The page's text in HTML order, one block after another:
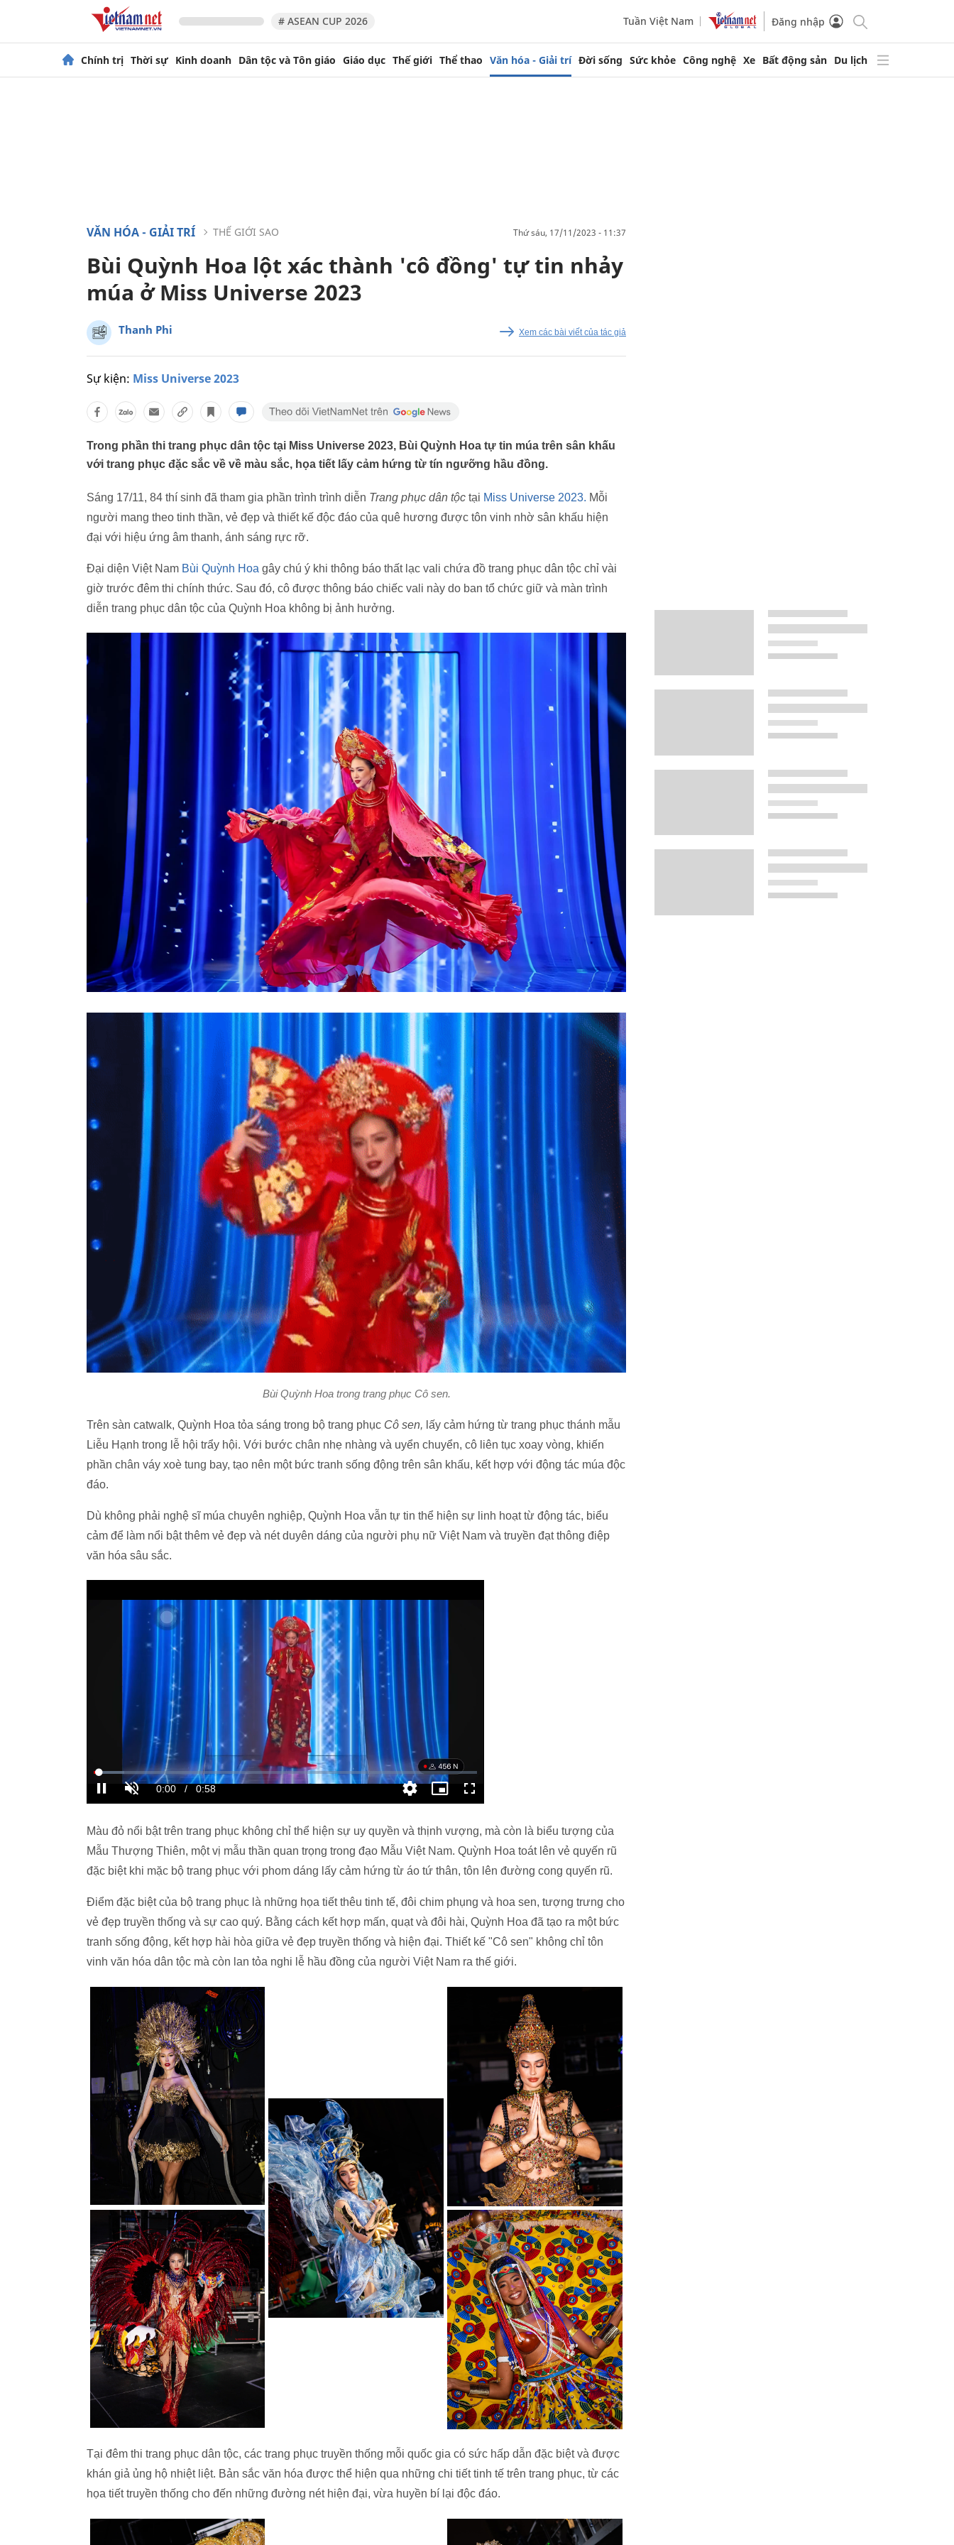
# ASEAN CUP 2026 Tuần Việt Nam Đăng nhập
Chính trị Thời sự Kinh doanh Dân tộc và Tôn giáo Giáo dục Thế giới Thể thao Văn hóa - Giải trí Đời sống Sức khỏe Công nghệ Xe Bất động sản Du lịch
VĂN HÓA - GIẢI TRÍ THẾ GIỚI SAO thứ sáu, 17/11/2023 - 11:37
Bùi Quỳnh Hoa lột xác thành 'cô đồng' tự tin nhảy
múa ở Miss Universe 2023
Thanh Phi Xem các bài viết của tác giả
Sự kiện: Miss Universe 2023
Trong phần thi trang phục dân tộc tại Miss Universe 2023, Bùi Quỳnh Hoa tự tin múa trên sân khấu
với trang phục đặc sắc về về màu sắc, họa tiết lấy cảm hứng từ tín ngưỡng hầu đồng.
Sáng 17/11, 84 thí sinh đã tham gia phần trình trình diễn Trang phục dân tộc tại Miss Universe 2023. Mỗi
người mang theo tinh thần, vẻ đẹp và thiết kế độc đáo của quê hương được tôn vinh nhờ sân khấu hiện
đại với hiệu ứng âm thanh, ánh sáng rực rỡ.
Đại diện Việt Nam Bùi Quỳnh Hoa gây chú ý khi thông báo thất lạc vali chứa đồ trang phục dân tộc chỉ vài
giờ trước đêm thi chính thức. Sau đó, cô được thông báo chiếc vali này do ban tổ chức giữ và màn trình
diễn trang phục dân tộc của Quỳnh Hoa không bị ảnh hưởng.
Bùi Quỳnh Hoa trong trang phục Cô sen.
Trên sàn catwalk, Quỳnh Hoa tỏa sáng trong bộ trang phục Cô sen, lấy cảm hứng từ trang phục thánh mẫu
Liễu Hạnh trong lễ hội trẩy hội. Với bước chân nhẹ nhàng và uyển chuyển, cô liên tục xoay vòng, khiến
phần chân váy xoè tung bay, tạo nên một bức tranh sống động trên sân khấu, kết hợp với động tác múa độc
đáo.
Dù không phải nghệ sĩ múa chuyên nghiệp, Quỳnh Hoa vẫn tự tin thể hiện sự linh hoạt từ động tác, biểu
cảm để làm nổi bật thêm vẻ đẹp và nét duyên dáng của người phụ nữ Việt Nam và truyền đạt thông điệp
văn hóa sâu sắc.
Màu đỏ nổi bật trên trang phục không chỉ thể hiện sự uy quyền và thịnh vượng, mà còn là biểu tượng của
Mẫu Thượng Thiên, một vị mẫu thần quan trọng trong đạo Mẫu Việt Nam. Quỳnh Hoa toát lên vẻ quyến rũ
đặc biệt khi mặc bộ trang phục với phom dáng lấy cảm hứng từ áo tứ thân, tôn lên đường cong quyến rũ.
Điểm đặc biệt của bộ trang phục là những họa tiết thêu tinh tế, đôi chim phụng và hoa sen, tượng trưng cho
vẻ đẹp truyền thống và sự cao quý. Bằng cách kết hợp mấn, quạt và đôi hài, Quỳnh Hoa đã tạo ra một bức
tranh sống động, kết hợp hài hòa giữa vẻ đẹp truyền thống và hiện đại. Thiết kế "Cô sen" không chỉ tôn
vinh văn hóa dân tộc mà còn lan tỏa nghi lễ hầu đồng của người Việt Nam ra thế giới.
Tại đêm thi trang phục dân tộc, các trang phục truyền thống mỗi quốc gia có sức hấp dẫn đặc biệt và được
khán giả ủng hộ nhiệt liệt. Bản sắc văn hóa được thể hiện qua những chi tiết tinh tế trên trang phục, từ các
họa tiết truyền thống cho đến những đường nét hiện đại, vừa huyền bí lại độc đáo.